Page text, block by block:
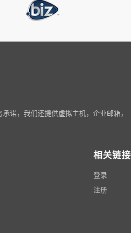
诺，我们还提供虚拟主机，企业邮箱，
相关链接
登录
注册